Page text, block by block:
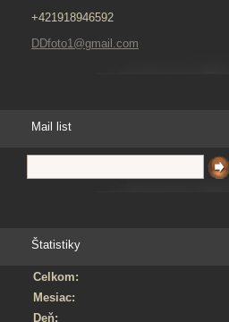
+421918946592
DDfoto1@gmail.com
Mail list
Štatistiky
Celkom:
Mesiac:
Deň: